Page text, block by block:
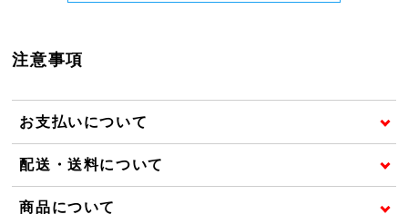
注意事項
お支払いについて
配送・送料について
商品について